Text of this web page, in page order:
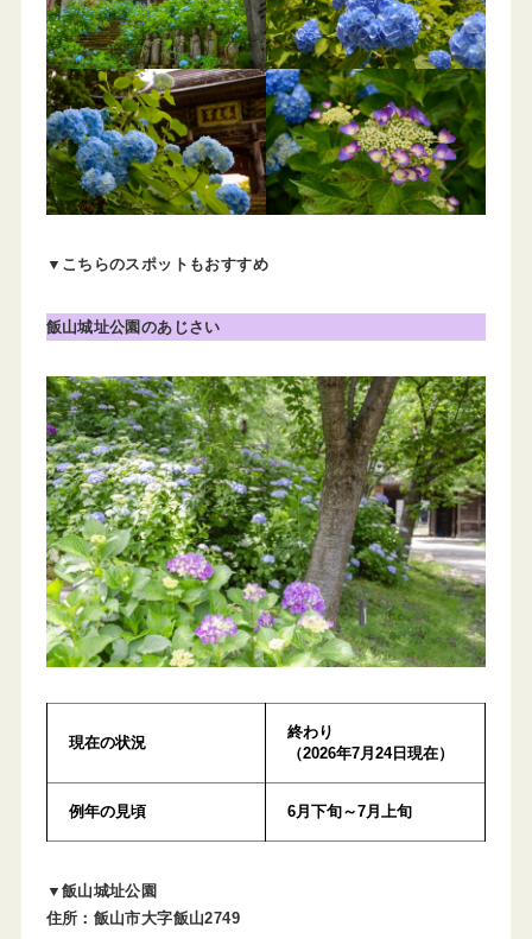
▼こちらのスポットもおすすめ
飯山城址公園のあじさい
現在の状況
終わり
（2026年7月24日現在）
例年の見頃 6月下旬～7月上旬
▼飯山城址公園
住所：飯山市大字飯山2749